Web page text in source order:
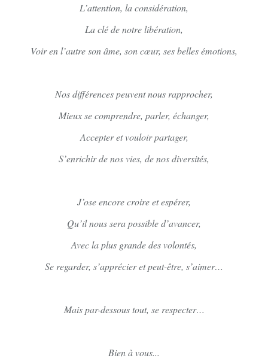
L’attention, la considération,
La clé de notre libération,
Voir en l’autre son âme, son cœur, ses belles émotions,
Nos différences peuvent nous rapprocher,
Mieux se comprendre, parler, échanger,
Accepter et vouloir partager,
S’enrichir de nos vies, de nos diversités,
J’ose encore croire et espérer,
Qu’il nous sera possible d’avancer,
Avec la plus grande des volontés,
Se regarder, s’apprécier et peut-être, s’aimer…
Mais par-dessous tout, se respecter…
Bien à vous...